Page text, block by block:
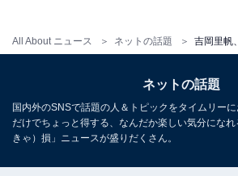
All About ニュース ネットの話題
ネットの話題
国内外のSNSで話題の人＆トピックをタイムリー
だけでちょっと得する、なんだか楽しい気分にな
きゃ）損」ニュースが盛りだくさん。